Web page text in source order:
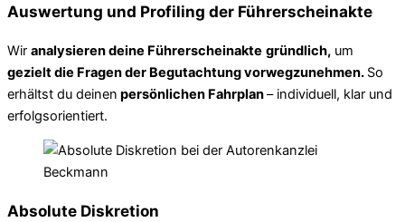
Auswertung und Profiling der Führerscheinakte
Wir analysieren deine Führerscheinakte gründlich, um
gezielt die Fragen der Begutachtung vorwegzunehmen. So
erhältst du deinen persönlichen Fahrplan– individuell, klar und
erfolgsorientiert.
Absolute Diskretion